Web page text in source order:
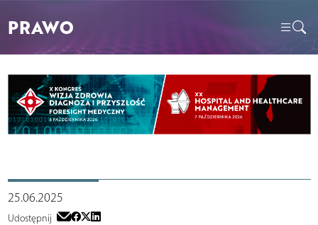
PRAWO
25.06.2025
Udostępnij